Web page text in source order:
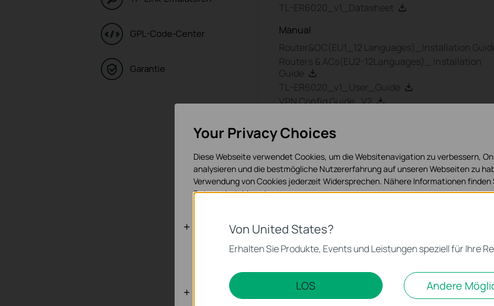
GPL-Code-Center
Garantie
TL-ER6020_v1_Datasheet
Manual
Router&OC(EU1_12 Languages)_Installation
Routers & ACs(EU2-12Languages)_ Installation
Guide
TL-ER6020_v1_User_Guide
VPN Config Guide_V2
TL-ER6020_v1_IG_7106503927
IPSec VPN Client
Software
FAQ
IPSec VPN Client Software
Datum der Veröffentlichung:
2017-08-11
Englisch
Von United States?
Erhalten Sie Produkte, Events und Leistungen speziell für Ihre
LOS Andere
Your Privacy Choices
Diese Webseite verwendet Cookies, um die Websitenavigation zu verbessern,
analysieren und die bestmögliche Nutzererfahrung auf unseren Webseiten zu
Verwendung von Cookies jederzeit Widersprechen. Nähere Informationen finden
Datenschutzhinweisen.
Notwendige Cookies
Diese Cookies sind zur Funktion der Website erforderlich und können in Ihren
Analyse- und Marketing-Cookies